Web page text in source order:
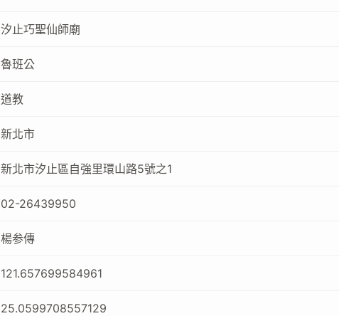
汐止巧聖仙師廟
魯班公
道教
新北市
新北市汐止區自強里環山路5號之1
02-26439950
楊参傳
121.657699584961
25.0599708557129